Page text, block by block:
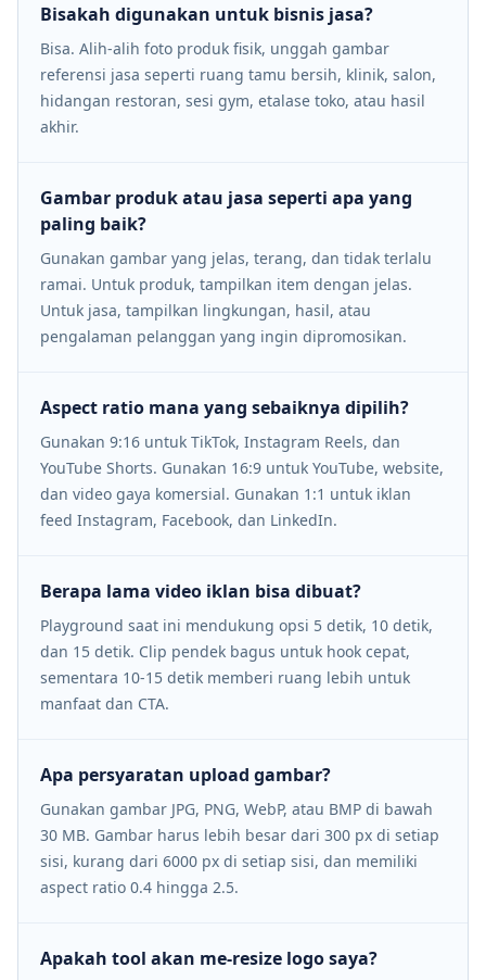
Bisakah digunakan untuk bisnis jasa?
Bisa. Alih-alih foto produk fisik, unggah gambar
referensi jasa seperti ruang tamu bersih, klinik, salon,
hidangan restoran, sesi gym, etalase toko, atau hasil
akhir.
Gambar produk atau jasa seperti apa yang
paling baik?
Gunakan gambar yang jelas, terang, dan tidak terlalu
ramai. Untuk produk, tampilkan item dengan jelas.
Untuk jasa, tampilkan lingkungan, hasil, atau
pengalaman pelanggan yang ingin dipromosikan.
Aspect ratio mana yang sebaiknya dipilih?
Gunakan 9:16 untuk TikTok, Instagram Reels, dan
YouTube Shorts. Gunakan 16:9 untuk YouTube, website,
dan video gaya komersial. Gunakan 1:1 untuk iklan
feed Instagram, Facebook, dan LinkedIn.
Berapa lama video iklan bisa dibuat?
Playground saat ini mendukung opsi 5 detik, 10 detik,
dan 15 detik. Clip pendek bagus untuk hook cepat,
sementara 10-15 detik memberi ruang lebih untuk
manfaat dan CTA.
Apa persyaratan upload gambar?
Gunakan gambar JPG, PNG, WebP, atau BMP di bawah
30 MB. Gambar harus lebih besar dari 300 px di setiap
sisi, kurang dari 6000 px di setiap sisi, dan memiliki
aspect ratio 0.4 hingga 2.5.
Apakah tool akan me-resize logo saya?